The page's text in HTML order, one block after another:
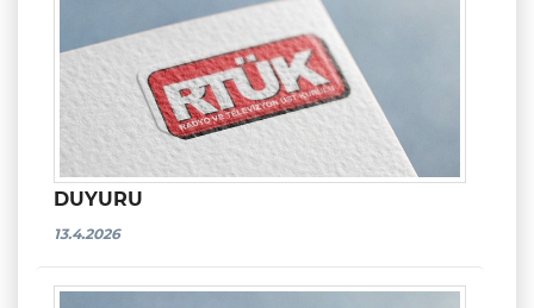
DUYURU
13.4.2026